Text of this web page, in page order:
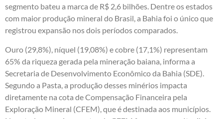
segmento bateu a marca de R$ 2,6 bilhões. Dentre os estados
com maior produção mineral do Brasil, a Bahia foi o único que
registrou expansão nos dois períodos comparados.
Ouro (29,8%), níquel (19,08%) e cobre (17,1%) representam
65% da riqueza gerada pela mineração baiana, informa a
Secretaria de Desenvolvimento Econômico da Bahia (SDE).
Segundo a Pasta, a produção desses minérios impacta
diretamente na cota de Compensação Financeira pela
Exploração Mineral (CFEM), que é destinada aos municípios.